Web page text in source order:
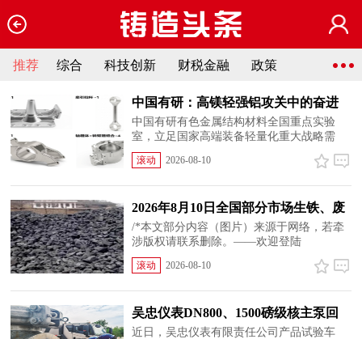
推荐 综合 科技创新 财税金融 政策
中国有研：高镁轻强铝攻关中的奋进
实干与产业新局
中国有研有色金属结构材料全国重点实验
室，立足国家高端装备轻量化重大战略需
求，主动跳出国外传统铝合金跟踪研仿发展
路径，依托国内镁资源和数十年对铝合金的
滚动 2026-08-10
2026年8月10日全国部分市场生铁、废
钢及铝价格
/*本文部分内容（图片）来源于网络，若牵
涉版权请联系删除。——欢迎登陆
www.zhuzaotoutiao.com发表您的作品
滚动 2026-08-10
吴忠仪表DN800、1500磅级核主泵回
路主调节阀完成阶段性调试
近日，吴忠仪表有限责任公司产品试验车